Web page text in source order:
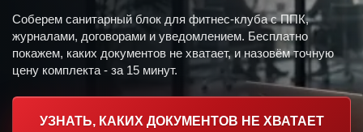
Соберем санитарный блок для фитнес-клуба с ППК,
журналами, договорами и уведомлением. Бесплатно
покажем, каких документов не хватает, и назовём точную
цену комплекта - за 15 минут.
УЗНАТЬ, КАКИХ ДОКУМЕНТОВ НЕ ХВАТАЕТ